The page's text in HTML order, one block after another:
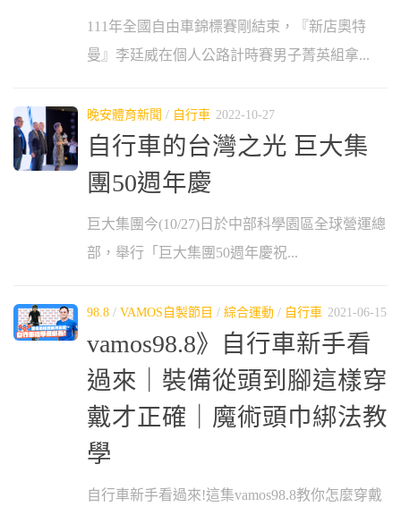
111年全國自由車錦標賽剛結束，『新店奧特
曼』李廷威在個人公路計時賽男子菁英組拿...
晚安體育新聞 / 自行車 2022-10-27
自行車的台灣之光 巨大集
團50週年慶
巨大集團今(10/27)日於中部科學園區全球營運總
部，舉行「巨大集團50週年慶祝...
98.8 / VAMOS自製節目 / 綜合運動 / 自行車 2021-06-15
vamos98.8》自行車新手看
過來｜裝備從頭到腳這樣穿
戴才正確｜魔術頭巾綁法教
學
自行車新手看過來!這集vamos98.8教你怎麼穿戴